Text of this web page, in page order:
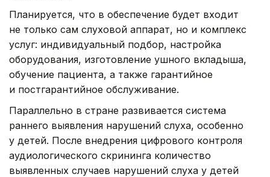
Планируется, что в обеспечение будет входит
не только сам слуховой аппарат, но и комплекс
услуг: индивидуальный подбор, настройка
оборудования, изготовление ушного вкладыша,
обучение пациента, а также гарантийное
и постгарантийное обслуживание.
Параллельно в стране развивается система
раннего выявления нарушений слуха, особенно
у детей. После внедрения цифрового контроля
аудиологического скрининга количество
выявленных случаев нарушений слуха у детей